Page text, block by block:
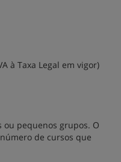
à Taxa Legal em vigor)
ou pequenos grupos. O
de cursos que